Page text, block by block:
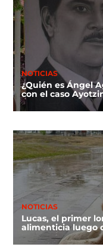
NOTICIAS
¿Quién es Ángel
con el caso
NOTICIAS
Lucas, el primer
alimenticia luego